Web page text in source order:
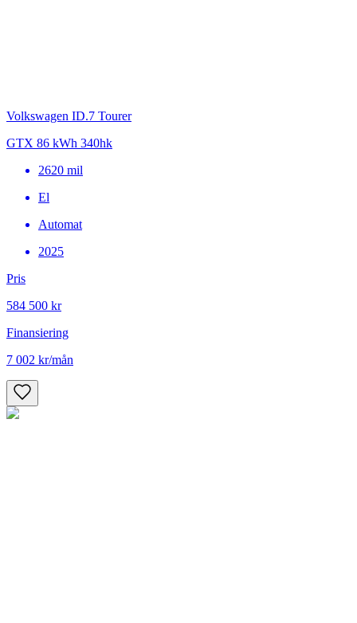
Volkswagen ID.7 Tourer
GTX 86 kWh 340hk
2620 mil
El
Automat
2025
Pris
584 500 kr
Finansiering
7 002 kr/mån